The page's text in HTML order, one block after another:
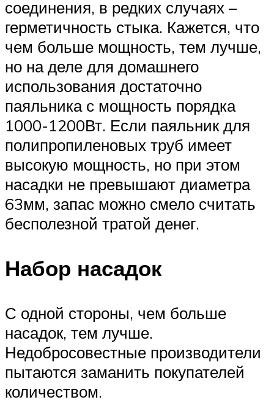
соединения, в редких случаях –
герметичность стыка. Кажется, что
чем больше мощность, тем лучше,
но на деле для домашнего
использования достаточно
паяльника с мощность порядка
1000-1200Вт. Если паяльник для
полипропиленовых труб имеет
высокую мощность, но при этом
насадки не превышают диаметра
63мм, запас можно смело считать
бесполезной тратой денег.
Набор насадок
С одной стороны, чем больше
насадок, тем лучше.
Недобросовестные производители
пытаются заманить покупателей
количеством.